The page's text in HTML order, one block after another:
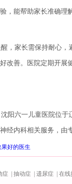
，能帮助家长准确理
，家长需保持耐心，
改善。医院定期开展
阳六一儿童医院位于
经内科相关服务，由
好的医生
症 | 抽动症 | 遗尿症 | 在线